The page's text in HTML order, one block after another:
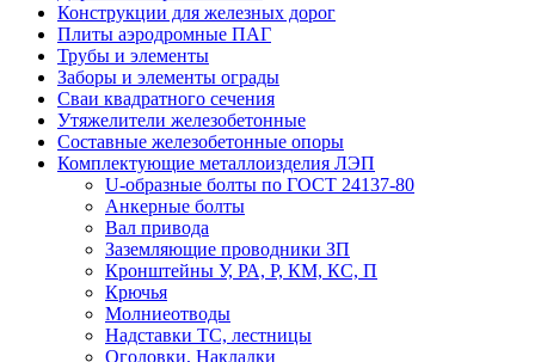
Конструкции для железных дорог
Плиты аэродромные ПАГ
Трубы и элементы
Заборы и элементы ограды
Сваи квадратного сечения
Утяжелители железобетонные
Составные железобетонные опоры
Комплектующие металлоизделия ЛЭП
U-образные болты по ГОСТ 24137-80
Анкерные болты
Вал привода
Заземляющие проводники ЗП
Кронштейны У, РА, Р, КМ, КС, П
Крючья
Молниеотводы
Надставки ТС, лестницы
Оголовки, Накладки